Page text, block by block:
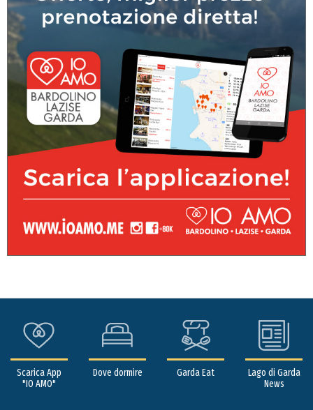
Scarica App
"IO AMO"
Dove dormire Garda Eat
Lago di Garda
News